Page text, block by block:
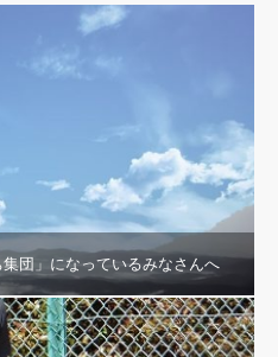
団」になっているみなさんへ